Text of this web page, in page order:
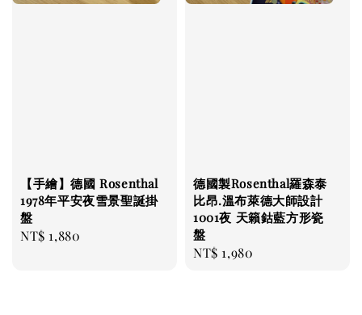
【手繪】德國 Rosenthal
1978年平安夜雪景聖誕掛
盤
Regular
NT$ 1,880
德國製Rosenthal羅森泰
比昂.溫布萊德大師設計
1001夜 天籟鈷藍方形瓷
盤
Regular
NT$ 1,980